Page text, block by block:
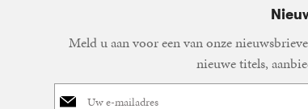
Meld u aan voor een van onze
nieuwe titels,
E-